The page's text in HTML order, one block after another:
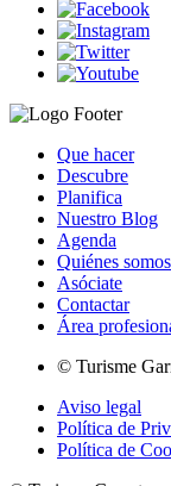
Que hacer
Descubre
Planifica
Nuestro Blog
Agenda
Quiénes somos
Asóciate
Contactar
Área
© Turisme
Aviso legal
Política de
Política de